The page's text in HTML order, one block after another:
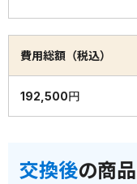
費用総額（税込）
192,500円
交換後の商